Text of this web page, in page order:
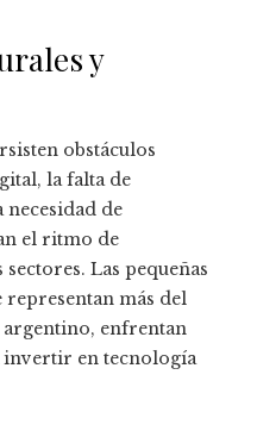
y
obstáculos
la falta de
necesidad de
el ritmo de
Las pequeñas
representan más del
enfrentan
invertir en tecnología